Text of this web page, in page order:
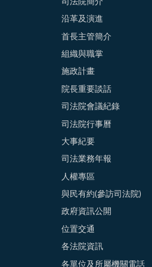
司法院簡介
沿革及演進
首長主管簡介
組織與職掌
施政計畫
院長重要談話
司法院會議紀錄
司法院行事曆
大事紀要
司法業務年報
人權專區
與民有約(參訪司法院)
政府資訊公開
位置交通
各法院資訊
各單位及所屬機關電話